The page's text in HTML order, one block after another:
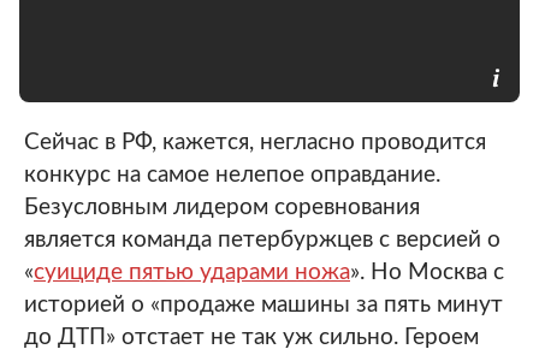
Сейчас в РФ, кажется, негласно проводится
конкурс на самое нелепое оправдание.
Безусловным лидером соревнования
является команда петербуржцев с версией о
«суициде пятью ударами ножа». Но Москва с
историей о «продаже машины за пять минут
до ДТП» отстает не так уж сильно. Героем